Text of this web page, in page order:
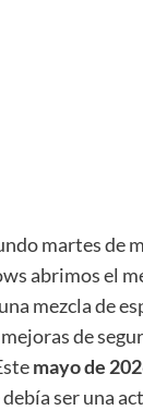
martes de
abrimos el
mezcla de
de
mayo de
ser una